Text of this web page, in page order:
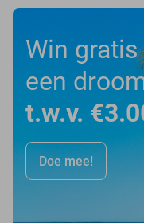
Win gratis
een
t.w.v.
Doe mee!